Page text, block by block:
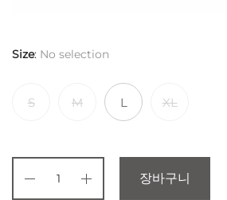
Size: No selection
S M L XL
장바구니